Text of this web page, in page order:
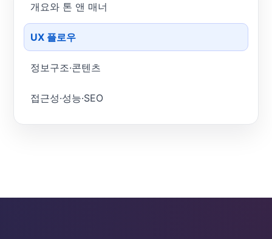
개요와 톤 앤 매너
UX 플로우
정보구조·콘텐츠
접근성·성능·SEO